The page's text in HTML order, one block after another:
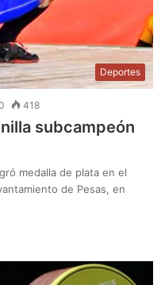
Deportes
418
subcampeón
medalla de plata en el
de Pesas, en